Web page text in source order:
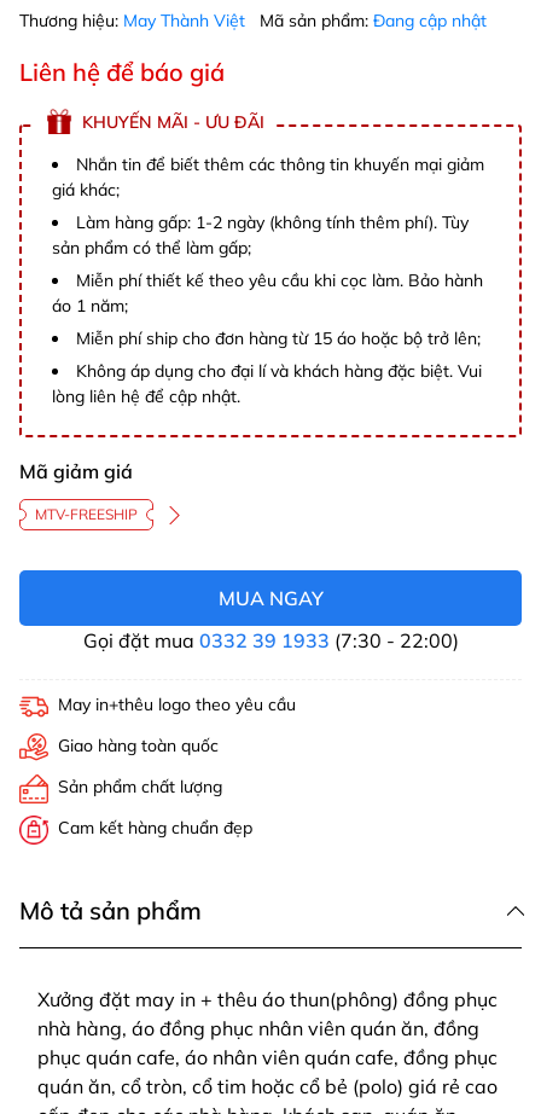
Thương hiệu: May Thành Việt Mã sản phẩm: Đang cập nhật
Liên hệ để báo giá
KHUYẾN MÃI - ƯU ĐÃI
Nhắn tin để biết thêm các thông tin khuyến mại giảm
giá khác;
Làm hàng gấp: 1-2 ngày (không tính thêm phí). Tùy
sản phẩm có thể làm gấp;
Miễn phí thiết kế theo yêu cầu khi cọc làm. Bảo hành
áo 1 năm;
Miễn phí ship cho đơn hàng từ 15 áo hoặc bộ trở lên;
Không áp dụng cho đại lí và khách hàng đặc biệt. Vui
lòng liên hệ để cập nhật.
Mã giảm giá
MTV-FREESHIP
MUA NGAY
Gọi đặt mua 0332 39 1933 (7:30 - 22:00)
May in+thêu logo theo yêu cầu
Giao hàng toàn quốc
Sản phẩm chất lượng
Cam kết hàng chuẩn đẹp
Mô tả sản phẩm
Xưởng đặt may in + thêu áo thun(phông) đồng phục
nhà hàng, áo đồng phục nhân viên quán ăn, đồng
phục quán cafe, áo nhân viên quán cafe, đồng phục
quán ăn, cổ tròn, cổ tim hoặc cổ bẻ (polo) giá rẻ cao